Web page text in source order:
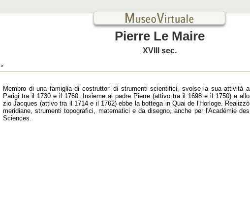
Pierre Le Maire
XVIII sec.
>
Membro di una famiglia di costruttori di strumenti scientifici, svolse la sua attività a
Parigi tra il 1730 e il 1760. Insieme al padre Pierre (attivo tra il 1698 e il 1750) e allo
zio Jacques (attivo tra il 1714 e il 1762) ebbe la bottega in Quai de l'Horloge. Realizzò
meridiane, strumenti topografici, matematici e da disegno, anche per l'Académie des
Sciences.